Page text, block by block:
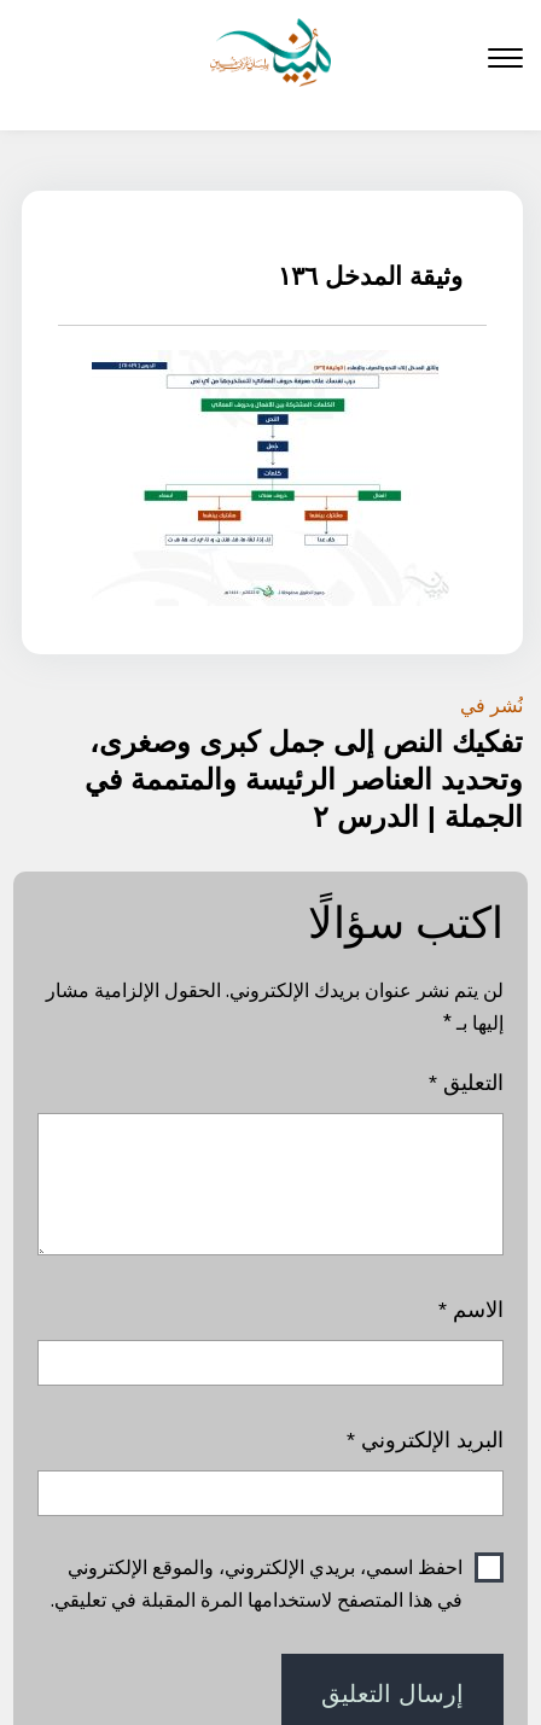
المحتوى
وثيقة المدخل ١٣٦
تصفّح
المقالات
نُشر في
تفكيك النص إلى جمل كبرى وصغرى،
وتحديد العناصر الرئيسة والمتممة في
الجملة | الدرس ٢
اكتب سؤالًا
لن يتم نشر عنوان بريدك الإلكتروني. الحقول الإلزامية مشار
إليها بـ*
التعليق*
الاسم*
البريد الإلكتروني*
احفظ اسمي، بريدي الإلكتروني، والموقع الإلكتروني
في هذا المتصفح لاستخدامها المرة المقبلة في تعليقي.